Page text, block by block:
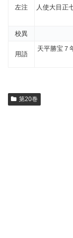
左注
人使大目正
校異
用語
天平勝宝７
第20巻